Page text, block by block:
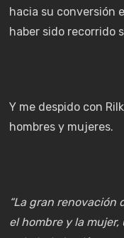
hacia su conversión
haber sido recorrido
Y me despido con
hombres y mujeres.
“La gran renovación
el hombre y la